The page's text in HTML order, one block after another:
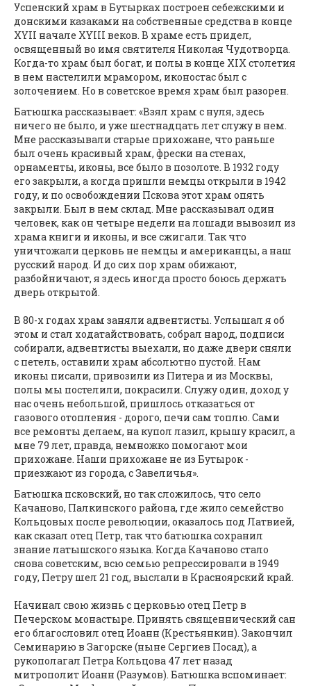
Успенский храм в Бутырках построен себежскими и
донскими казаками на собственные средства в конце
XYII начале XYIII веков. В храме есть придел,
освященный во имя святителя Николая Чудотворца.
Когда-то храм был богат, и полы в конце XIX столетия
в нем настелили мрамором, иконостас был с
золочением. Но в советское время храм был разорен.
Батюшка рассказывает: «Взял храм с нуля, здесь
ничего не было, и уже шестнадцать лет служу в нем.
Мне рассказывали старые прихожане, что раньше
был очень красивый храм, фрески на стенах,
орнаменты, иконы, все было в позолоте. В 1932 году
его закрыли, а когда пришли немцы открыли в 1942
году, и по освобождении Пскова этот храм опять
закрыли. Был в нем склад. Мне рассказывал один
человек, как он четыре недели на лошади вывозил из
храма книги и иконы, и все сжигали. Так что
уничтожали церковь не немцы и американцы, а наш
русский народ. И до сих пор храм обижают,
разбойничают, я здесь иногда просто боюсь держать
дверь открытой.
В 80-х годах храм заняли адвентисты. Услышал я об
этом и стал ходатайствовать, собрал народ, подписи
собирали, адвентисты выехали, но даже двери сняли
с петель, оставили храм абсолютно пустой. Нам
иконы писали, привозили из Питера и из Москвы,
полы мы постелили, покрасили. Служу один, доход у
нас очень небольшой, пришлось отказаться от
газового отопления - дорого, печи сам топлю. Сами
все ремонты делаем, на купол лазил, крышу красил, а
мне 79 лет, правда, немножко помогают мои
прихожане. Наши прихожане не из Бутырок -
приезжают из города, с Завеличья».
Батюшка псковский, но так сложилось, что село
Качаново, Палкинского района, где жило семейство
Кольцовых после революции, оказалось под Латвией,
как сказал отец Петр, так что батюшка сохранил
знание латышского языка. Когда Качаново стало
снова советским, всю семью репрессировали в 1949
году, Петру шел 21 год, выслали в Красноярский край.
Начинал свою жизнь с церковью отец Петр в
Печерском монастыре. Принять священнический сан
его благословил отец Иоанн (Крестьянкин). Закончил
Семинарию в Загорске (ныне Сергиев Посад), а
рукополагал Петра Кольцова 47 лет назад
митрополит Иоанн (Разумов). Батюшка вспоминает: